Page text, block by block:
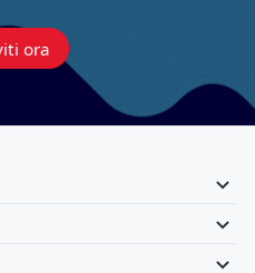
ora